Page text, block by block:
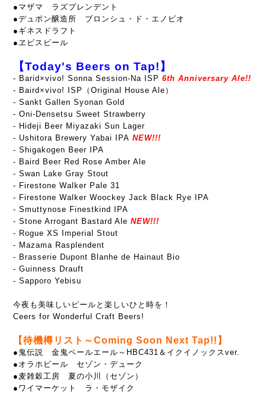
●マザマ ラズプレンデント
●デュポン醸造所 ブロンシュ・ド・エノビオ
●ギネスドラフト
●ヱビスビール
【Today's Beers on Tap!】
- Barid×vivo! Sonna Session-Na ISP 6th Anniversary Ale!!
- Baird×vivo! ISP（Original House Ale）
- Sankt Gallen Syonan Gold
- Oni-Densetsu Sweet Strawberry
- Hideji Beer Miyazaki Sun Lager
- Ushitora Brewery Yabai IPA NEW!!!
- Shigakogen Beer IPA
- Baird Beer Red Rose Amber Ale
- Swan Lake Gray Stout
- Firestone Walker Pale 31
- Firestone Walker Woockey Jack Black Rye IPA
- Smuttynose Finestkind IPA
- Stone Arrogant Bastard Ale NEW!!!
- Rogue XS Imperial Stout
- Mazama Rasplendent
- Brasserie Dupont Blanhe de Hainaut Bio
- Guinness Drauft
- Sapporo Yebisu
今夜も美味しいビールと楽しいひと時を！
Ceers for Wonderful Craft Beers!
【待機樽リスト～Coming Soon Next Tap!!】
●鬼伝説 金鬼ペールエール～HBC431＆イクイノックスver.
●オラホビール セゾン・デューク
●麦雑穀工房 夏の小川（セゾン）
●ワイマーケット ラ・モザイク